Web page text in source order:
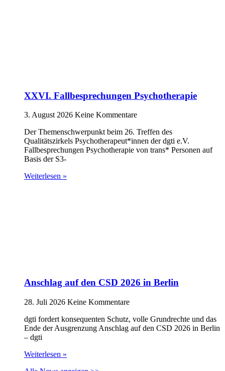
XXVI. Fallbesprechungen Psychotherapie
3. August 2026 Keine Kommentare
Der Themenschwerpunkt beim 26. Treffen des
Qualitätszirkels Psychotherapeut*innen der dgti e.V.
Fallbesprechungen Psychotherapie von trans* Personen auf
Basis der S3-
Weiterlesen »
Anschlag auf den CSD 2026 in Berlin
28. Juli 2026 Keine Kommentare
dgti fordert konsequenten Schutz, volle Grundrechte und das
Ende der Ausgrenzung Anschlag auf den CSD 2026 in Berlin
– dgti
Weiterlesen »